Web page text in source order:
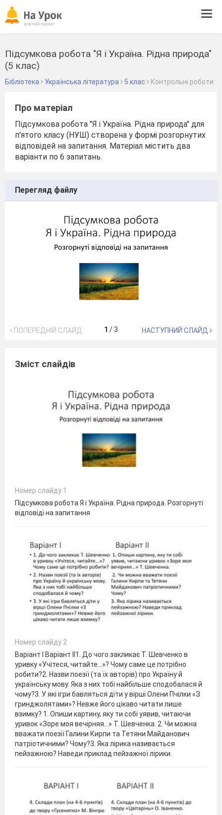
Підсумкова робота "Я і Україна. Рідна природа"
(5 клас)
Бібліотека Українська література 5 клас Контрольні роботи
Про матеріал
Підсумкова робота "Я і Україна. Рідна природа" для
п'ятого класу (НУШ) створена у формі розгорнутих
відповідей на запитання. Матеріал містить два
варіанти по 6 запитань.
Перегляд файлу
ПОПЕРЕДНІЙ СЛАЙД 1 /3 НАСТУПНИЙ СЛАЙД
Зміст слайдів
Номер слайду 1
Підсумкова робота Я і Україна. Рідна природа. Розгорнуті
відповіді на запитання
Номер слайду 2
Варіант І Варіант ІІ1. До чого закликає Т. Шевченко в
уривку «Учітеся, читайте…»? Чому саме це потрібно
робити?2. Назви поезії (та їх авторів) про Україну й
українську мову. Яка з них тобі найбільше сподобалася й
чому?3. У які ігри бавляться діти у вірші Олени Пчілки «З
гринджолятами»? Невже його цікаво читати лише
взимку? 1. Опиши картину, яку ти собі уявив, читаючи
уривок «Зоре моя вечірняя…» Т. Шевченка. 2. Чи можна
вважати поезії Галини Кирпи та Тетяни Майданович
патріотичними? Чому?3. Яка лірика називається
пейзажною? Наведи приклад пейзажної лірики.